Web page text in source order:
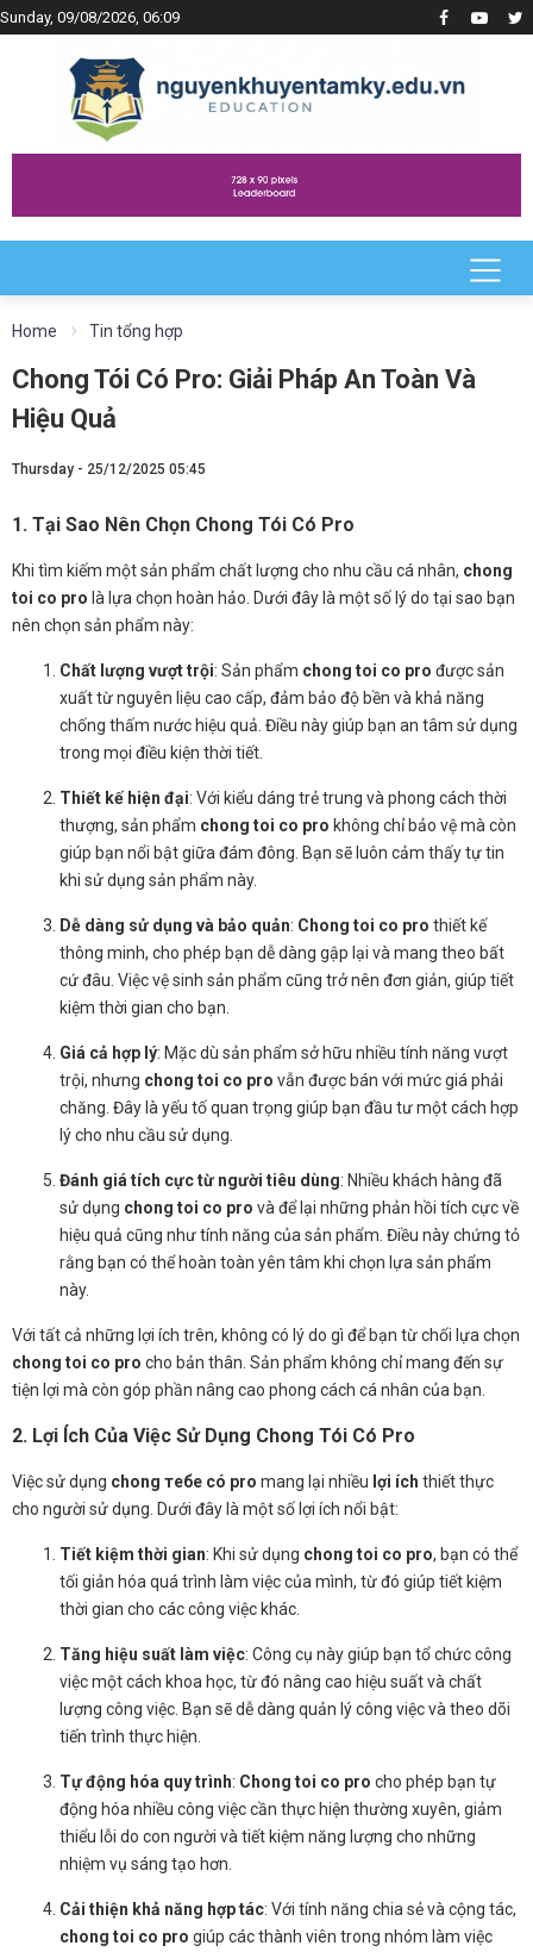
Sunday, 09/08/2026, 06:09
Home Tin tổng hợp
Chong Tói Có Pro: Giải Pháp An Toàn Và
Hiệu Quả
Thursday - 25/12/2025 05:45
1. Tại Sao Nên Chọn Chong Tói Có Pro
Khi tìm kiếm một sản phẩm chất lượng cho nhu cầu cá nhân, chong
toi co pro là lựa chọn hoàn hảo. Dưới đây là một số lý do tại sao bạn
nên chọn sản phẩm này:
Chất lượng vượt trội: Sản phẩm chong toi co pro được sản
xuất từ nguyên liệu cao cấp, đảm bảo độ bền và khả năng
chống thấm nước hiệu quả. Điều này giúp bạn an tâm sử dụng
trong mọi điều kiện thời tiết.
Thiết kế hiện đại: Với kiểu dáng trẻ trung và phong cách thời
thượng, sản phẩm chong toi co pro không chỉ bảo vệ mà còn
giúp bạn nổi bật giữa đám đông. Bạn sẽ luôn cảm thấy tự tin
khi sử dụng sản phẩm này.
Dễ dàng sử dụng và bảo quản: Chong toi co pro thiết kế
thông minh, cho phép bạn dễ dàng gập lại và mang theo bất
cứ đâu. Việc vệ sinh sản phẩm cũng trở nên đơn giản, giúp tiết
kiệm thời gian cho bạn.
Giá cả hợp lý: Mặc dù sản phẩm sở hữu nhiều tính năng vượt
trội, nhưng chong toi co pro vẫn được bán với mức giá phải
chăng. Đây là yếu tố quan trọng giúp bạn đầu tư một cách hợp
lý cho nhu cầu sử dụng.
Đánh giá tích cực từ người tiêu dùng: Nhiều khách hàng đã
sử dụng chong toi co pro và để lại những phản hồi tích cực về
hiệu quả cũng như tính năng của sản phẩm. Điều này chứng tỏ
rằng bạn có thể hoàn toàn yên tâm khi chọn lựa sản phẩm
này.
Với tất cả những lợi ích trên, không có lý do gì để bạn từ chối lựa chọn
chong toi co pro cho bản thân. Sản phẩm không chỉ mang đến sự
tiện lợi mà còn góp phần nâng cao phong cách cá nhân của bạn.
2. Lợi Ích Của Việc Sử Dụng Chong Tói Có Pro
Việc sử dụng chong тебе có pro mang lại nhiều lợi ích thiết thực
cho người sử dụng. Dưới đây là một số lợi ích nổi bật:
Tiết kiệm thời gian: Khi sử dụng chong toi co pro, bạn có thể
tối giản hóa quá trình làm việc của mình, từ đó giúp tiết kiệm
thời gian cho các công việc khác.
Tăng hiệu suất làm việc: Công cụ này giúp bạn tổ chức công
việc một cách khoa học, từ đó nâng cao hiệu suất và chất
lượng công việc. Bạn sẽ dễ dàng quản lý công việc và theo dõi
tiến trình thực hiện.
Tự động hóa quy trình: Chong toi co pro cho phép bạn tự
động hóa nhiều công việc cần thực hiện thường xuyên, giảm
thiểu lỗi do con người và tiết kiệm năng lượng cho những
nhiệm vụ sáng tạo hơn.
Cải thiện khả năng hợp tác: Với tính năng chia sẻ và cộng tác,
chong toi co pro giúp các thành viên trong nhóm làm việc